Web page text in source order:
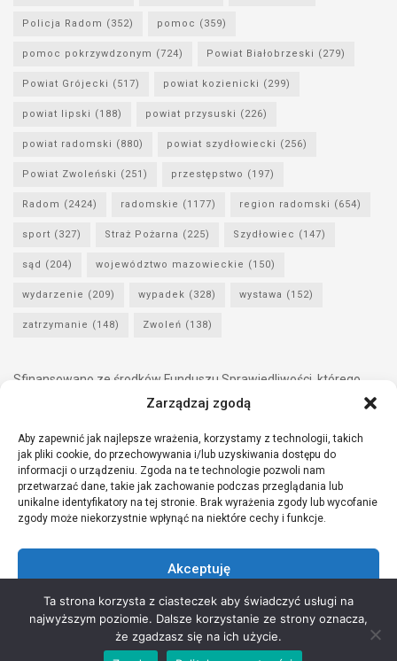
Zarządzaj zgodą
Aby zapewnić jak najlepsze wrażenia, korzystamy z technologii, takich
jak pliki cookie, do przechowywania i/lub uzyskiwania dostępu do
informacji o urządzeniu. Zgoda na te technologie pozwoli nam
przetwarzać dane, takie jak zachowanie podczas przeglądania lub
unikalne identyfikatory na tej stronie. Brak wyrażenia zgody lub wycofanie
zgody może niekorzystnie wpłynąć na niektóre cechy i funkcje.
Akceptuję
Odmów
Zobacz preferencje
Policja Radom (352) pomoc (359)
pomoc pokrzywdzonym (724) Powiat Białobrzeski (279)
Powiat Grójecki (517) powiat kozienicki (299)
powiat lipski (188) powiat przysuski (226)
powiat radomski (880) powiat szydłowiecki (256)
Powiat Zwoleński (251) przestępstwo (197)
Radom (2424) radomskie (1177) region radomski (654)
sport (327) Straż Pożarna (225) Szydłowiec (147)
sąd (204) województwo mazowieckie (150)
wydarzenie (209) wypadek (328) wystawa (152)
zatrzymanie (148) Zwoleń (138)
Sfinansowano ze środków Funduszu Sprawiedliwości, którego
dysponentem jest Minister Sprawiedliwości.
Copyright © 2021 Stowarzyszenie Przyjaciół Zdrowia - Wszelkie prawa
Ta strona korzysta z ciasteczek aby świadczyć usługi na
najwyższym poziomie. Dalsze korzystanie ze strony oznacza,
że zgadzasz się na ich użycie.